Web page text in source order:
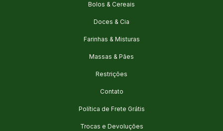
Bolos & Cereais
Doces & Cia
Farinhas & Misturas
Massas & Pães
Restrições
Contato
Política de Frete Grátis
Trocas e Devoluções